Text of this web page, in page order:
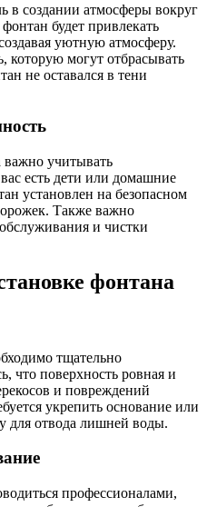
в создании атмосферы вокруг
будет привлекать
уютную атмосферу.
которую могут отбрасывать
не оставался в тени
учитывать
есть дети или домашние
установлен на безопасном
Также важно
и чистки
фонтана
тщательно
что поверхность ровная и
и повреждений
укрепить основание или
для отвода лишней воды.
профессионалами,